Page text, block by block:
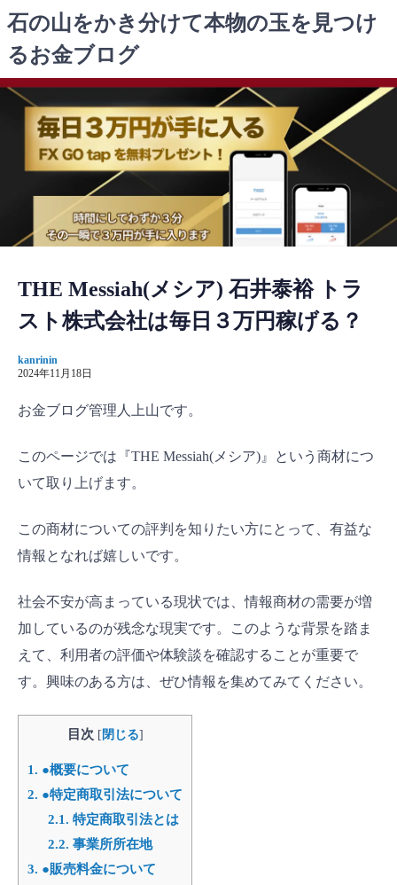
コ
ン
テ
ツ
石の山をかき分けて本物の玉を見つけ
るお金ブログ
THE Messiah(メシア) 石井泰裕 トラ
スト株式会社は毎日３万円稼げる？
kanrinin
2024年11月18日
お金ブログ管理人上山です。
このページでは『THE Messiah(メシア)』という商材につ
いて取り上げます。
この商材についての評判を知りたい方にとって、有益な
情報となれば嬉しいです。
社会不安が高まっている現状では、情報商材の需要が増
加しているのが残念な現実です。このような背景を踏ま
えて、利用者の評価や体験談を確認することが重要で
す。興味のある方は、ぜひ情報を集めてみてください。
目次 [ 閉じる]
1. ●概要について
2. ●特定商取引法について
2.1. 特定商取引法とは
2.2. 事業所所在地
3. ●販売料金について